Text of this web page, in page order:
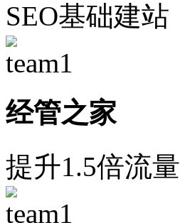
SEO基础建站
经管之家
提升1.5倍流量